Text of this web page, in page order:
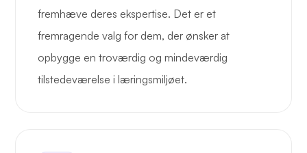
fremhæve deres ekspertise. Det er et
fremragende valg for dem, der ønsker at
opbygge en troværdig og mindeværdig
tilstedeværelse i læringsmiljøet.